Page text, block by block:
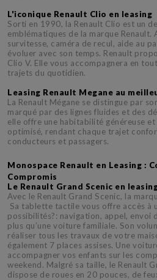
L'iconique Renault Clio en leasing
Sorti en 1990, la Renault Clio est un
emblématiques de la marque Renault.
survitesse, caméra de recul, aide au
évoluer avec son temps. Renault
Clio V. Elle vous accompagnera en
trajets du quotidien.
Leasing Renault Megane au
La Renault Mégane se distingue par
marqué par des lignes fluides et des
elle offre une habitabilité généreuse
optimisé, rendant chaque trajet
conducteurs et passagers.
Monospace Renault en Leasing :
Compromis
Le Renault Grand Scenic en
Avec le Renault Grand Scenic, la
Sa tablette tactile vous offre accès à
possibilités?: navigation, appel, envoi
plus qu’une voiture familiale. Son
réaliser tous les travaux de votre
également 7 places assises. Une
accompagner vos enfants sur les
weekend. Malgré sa taille, le Renault
dispose de roues en 20 pouces, de